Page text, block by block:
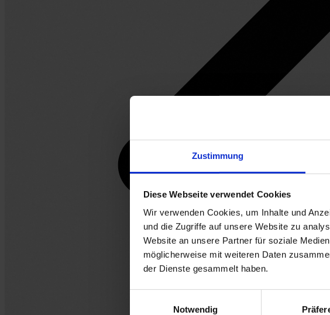
Zustimmung
Diese Webseite verwendet Cookies
Wir verwenden Cookies, um Inhalte und
und die Zugriffe auf unsere Website zu
Website an unsere Partner für soziale
möglicherweise mit weiteren Daten
der Dienste gesammelt haben.
Notwendig